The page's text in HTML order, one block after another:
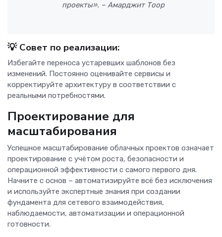
проекты». – Амарджит Тоор
💡Совет по реализации:
Избегайте переноса устаревших шаблонов без
изменений. Постоянно оценивайте сервисы и
корректируйте архитектуру в соответствии с
реальными потребностями.
Проектирование для
масштабирования
Успешное масштабирование облачных проектов означает
проектирование с учётом роста, безопасности и
операционной эффективности с самого первого дня.
Начните с основ – автоматизируйте всё без исключения
и используйте экспертные знания при создании
фундамента для сетевого взаимодействия,
наблюдаемости, автоматизации и операционной
готовности.